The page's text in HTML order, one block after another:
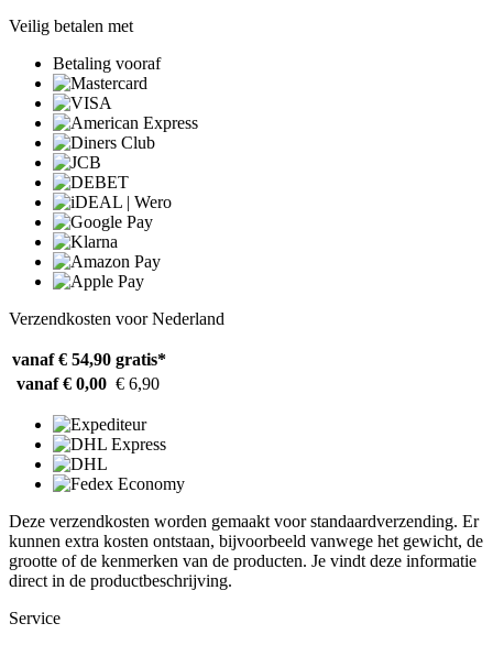
Veilig betalen met
Betaling vooraf
Verzendkosten voor Nederland
vanaf € 54,90 gratis*
vanaf € 0,00 € 6,90
Deze verzendkosten worden gemaakt voor standaardverzending. Er
kunnen extra kosten ontstaan, bijvoorbeeld vanwege het gewicht, de
grootte of de kenmerken van de producten. Je vindt deze informatie
direct in de productbeschrijving.
Service